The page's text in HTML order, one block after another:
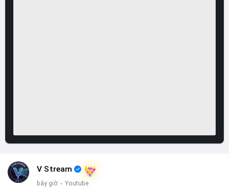
V Stream
bây giờ · Youtube